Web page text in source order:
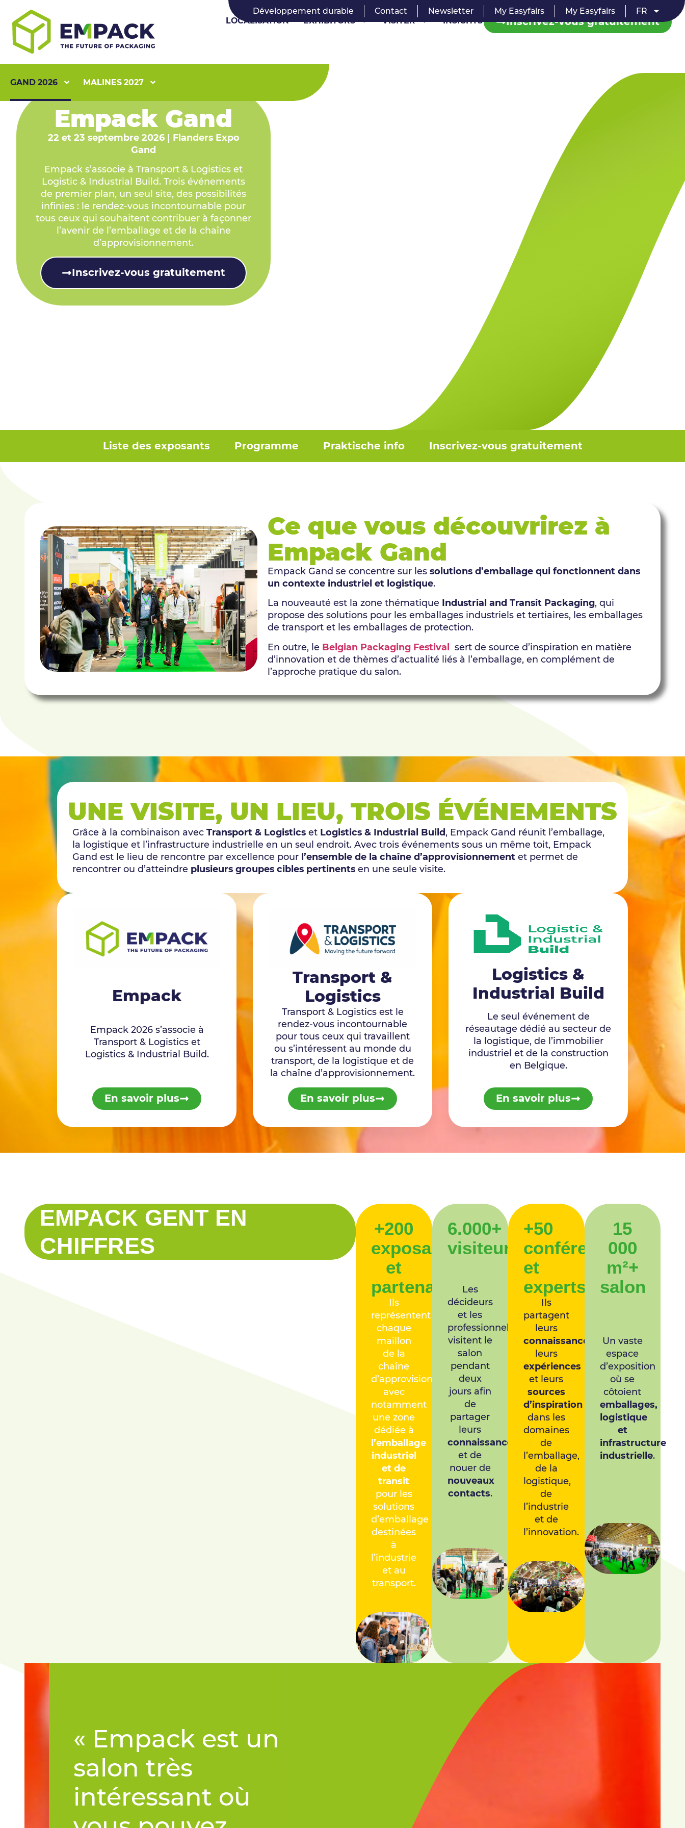
Développement durable Contact Newsletter My Easyfairs My Easyfairs
FR
LOCALISATION
EXHIBITORS VISITER INSIGHTS Inscrivez-vous gratuitement
GAND 2026 MALINES 2027
Empack Gand
22 et 23 septembre 2026 | Flanders Expo
Gand
Empack s’associe à Transport & Logistics et
Logistic & Industrial Build. Trois événements
de premier plan, un seul site, des possibilités
infinies : le rendez-vous incontournable pour
tous ceux qui souhaitent contribuer à façonner
l’avenir de l’emballage et de la chaîne
d’approvisionnement.
Inscrivez-vous gratuitement
Liste des exposants Programme Praktische info Inscrivez-vous gratuitement
Ce que vous découvrirez à
Empack Gand
Empack Gand se concentre sur lessolutions d’emballage qui fonctionnent dans
un contexte industriel et logistique.
La nouveauté est la zone thématique Industrial and Transit Packaging, qui
propose des solutions pour les emballages industriels et tertiaires, les emballages
de transport et les emballages de protection.
En outre, le Belgian Packaging Festival sert de source d’inspiration en matière
d’innovation et de thèmes d’actualité liés à l’emballage, en complément de
l’approche pratique du salon.
UNE VISITE, UN LIEU, TROIS ÉVÉNEMENTS
Grâce à la combinaison avec Transport & Logistics et Logistics & Industrial Build, Empack Gand réunit l’emballage,
la logistique et l’infrastructure industrielle en un seul endroit. Avec trois événements sous un même toit, Empack
Gand est le lieu de rencontre par excellence pour l’ensemble de la chaîne d’approvisionnement et permet de
rencontrer ou d’atteindre plusieurs groupes cibles pertinents en une seule visite.
Empack
Empack 2026 s’associe à
Transport & Logistics et
Logistics & Industrial Build.
En savoir plus
Transport &
Logistics
Transport & Logistics est le
rendez-vous incontournable
pour tous ceux qui travaillent
ou s’intéressent au monde du
transport, de la logistique et de
la chaîne d’approvisionnement.
En savoir plus
Logistics &
Industrial Build
Le seul événement de
réseautage dédié au secteur de
la logistique, de l’immobilier
industriel et de la construction
en Belgique.
En savoir plus
EMPACK GENT EN
CHIFFRES
+200
exposants
et
partenaires
Ils
représentent
chaque
maillon
de la
chaîne
d’approvisionnement,
avec
notamment
une zone
dédiée à
l’emballage
industriel
et de
transit
pour les
solutions
d’emballage
destinées
à
l’industrie
et au
transport.
6.000+
visiteurs
Les
décideurs
et les
professionnels
visitent le
salon
pendant
deux
jours afin
de
partager
leurs
connaissances
et de
nouer de
nouveaux
contacts.
+50
conférenciers
et
experts
Ils
partagent
leurs
connaissances
leurs
expériences
et leurs
sources
d’inspiration
dans les
domaines
de
l’emballage,
de la
logistique,
de
l’industrie
et de
l’innovation.
15
000
m²+
salon
Un vaste
espace
d’exposition
où se
côtoient
emballages,
logistique
et
infrastructure
industrielle.
« Empack est un
salon très
intéressant où